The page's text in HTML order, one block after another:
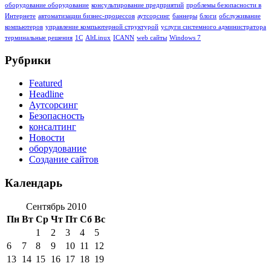
оборудование оборудование консультирование предприятий проблемы безопасности в
Интернете автоматизации бизнес-процессов аутсорсинг баннеры блоги обслуживание
компьютеров управление компьютерной структурой услуги системного администратора
терминальные решения 1C AltLinux ICANN web сайты Windows 7
Рубрики
Featured
Headline
Аутсорсинг
Безопасность
консалтинг
Новости
оборудование
Создание сайтов
Календарь
Сентябрь 2010
Пн Вт Ср Чт Пт Сб Вс
1 2 3 4
5
6
7 8 9 10 11
12
13 14 15 16 17 18 19